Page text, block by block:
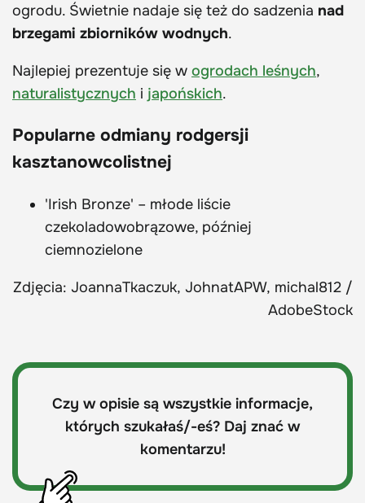
ogrodu. Świetnie nadaje się też do sadzenia nad
brzegami zbiorników wodnych.
Najlepiej prezentuje się w ogrodach leśnych,
naturalistycznych i japońskich.
Popularne odmiany rodgersji
kasztanowcolistnej
'Irish Bronze' – młode liście
czekoladowobrązowe, później
ciemnozielone
Zdjęcia: JoannaTkaczuk, JohnatAPW, michal812 /
AdobeStock
Czy w opisie są wszystkie informacje,
których szukałaś/-eś? Daj znać w
komentarzu!